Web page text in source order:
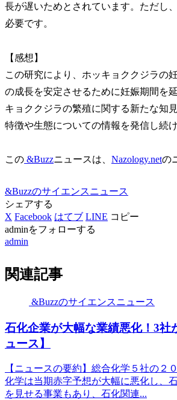
長が遅いためとされています。ただし
必要です。
【感想】
この研究により、ホッキョククジラの
の成長を安定させるために妊娠期間を
キョククジラの繁殖に関する新たな知
特徴や生態についての情報を発信し続
この &Buzzニュースは、 Nazology.netの
&Buzzのサイエンスニュース
シェアする
X Facebook はてブ LINE コピー
adminをフォローする
admin
関連記事
&Buzzのサイエンスニュース
石化企業が大幅な業績悪化！3
ュース】
【ニュースの要約】総合化学５社の
化学は当期赤字予想が大幅に悪化し、
を見せる事業もあり、石化関連...